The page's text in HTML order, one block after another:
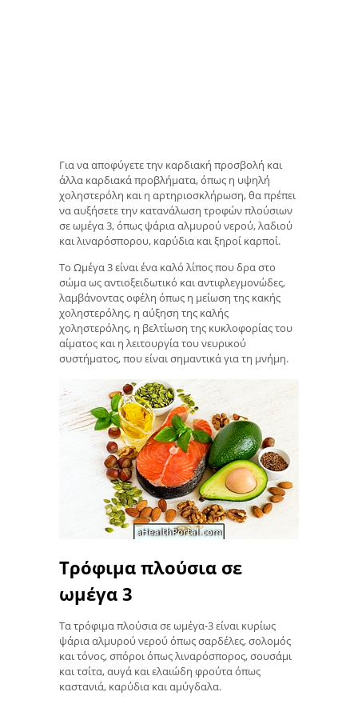
Για να αποφύγετε την καρδιακή προσβολή και
άλλα καρδιακά προβλήματα, όπως η υψηλή
χοληστερόλη και η αρτηριοσκλήρωση, θα πρέπει
να αυξήσετε την κατανάλωση τροφών πλούσιων
σε ωμέγα 3, όπως ψάρια αλμυρού νερού, λαδιού
και λιναρόσπορου, καρύδια και ξηροί καρποί.
Το Ωμέγα 3 είναι ένα καλό λίπος που δρα στο
σώμα ως αντιοξειδωτικό και αντιφλεγμονώδες,
λαμβάνοντας οφέλη όπως η μείωση της κακής
χοληστερόλης, η αύξηση της καλής
χοληστερόλης, η βελτίωση της κυκλοφορίας του
αίματος και η λειτουργία του νευρικού
συστήματος, που είναι σημαντικά για τη μνήμη.
Τρόφιμα πλούσια σε
ωμέγα 3
Τα τρόφιμα πλούσια σε ωμέγα-3 είναι κυρίως
ψάρια αλμυρού νερού όπως σαρδέλες, σολομός
και τόνος, σπόροι όπως λιναρόσπορος, σουσάμι
και τσίτα, αυγά και ελαιώδη φρούτα όπως
καστανιά, καρύδια και αμύγδαλα.